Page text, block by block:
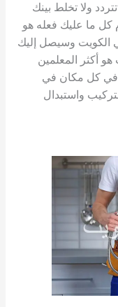
ولا تخلط بينك
كل ما عليك فعله هو
الكويت وسيصل إليك
أكثر المعلمين
في كل مكان في
واستبدال